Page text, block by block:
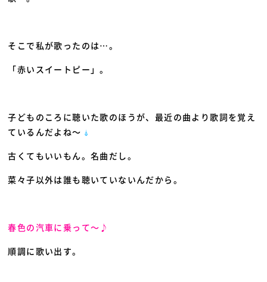
そこで私が歌ったのは…。
「赤いスイートピー」。
子どものころに聴いた歌のほうが、最近の曲より歌詞を覚え
ているんだよね～
古くてもいいもん。名曲だし。
菜々子以外は誰も聴いていないんだから。
春色の汽車に乗って～♪
順調に歌い出す。